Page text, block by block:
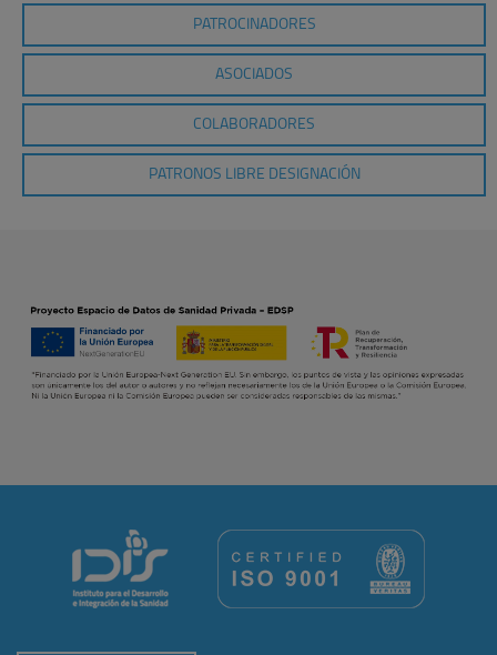
PATROCINADORES
ASOCIADOS
COLABORADORES
PATRONOS LIBRE DESIGNACIÓN